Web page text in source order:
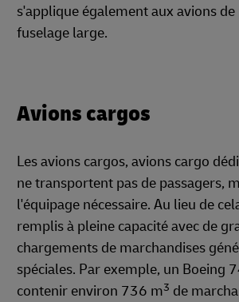
s'applique également aux avions de
fuselage large.
Avions cargos
Les avions cargos, avions cargo
ne transportent pas de passagers,
l'équipage nécessaire. Au lieu de
remplis à pleine capacité avec de
chargements de marchandises
spéciales. Par exemple, un Boeing
contenir environ 736 m3 de